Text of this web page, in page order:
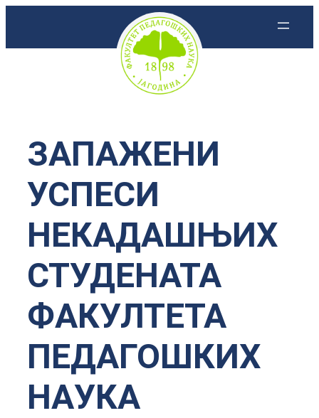
ЗАПАЖЕНИ
УСПЕСИ
НЕКАДАШЊИХ
СТУДЕНАТА
ФАКУЛТЕТА
ПЕДАГОШКИХ
НАУКА